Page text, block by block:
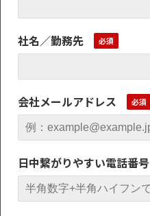
社名／勤務先
会社メールアドレス
日中繋がりやすい電話番号